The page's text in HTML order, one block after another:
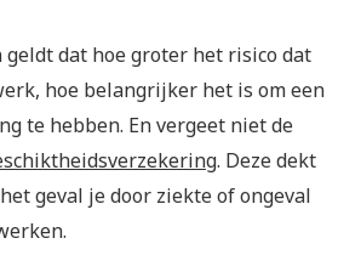
geldt dat hoe groter het risico dat
hoe belangrijker het is om een
te hebben. En vergeet niet de
. Deze dekt
geval je door ziekte of ongeval